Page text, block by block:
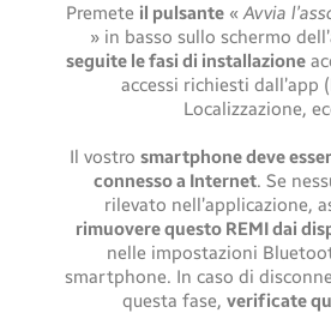
Premete il pulsante «Avvia
» in basso sullo schermo
seguite le fasi di installazione
accessi richiesti dall’app
Localizzazione,
Il vostro smartphone deve
connesso a Internet. Se
rilevato nell’applicazione,
rimuovere questo REMI dai
nelle impostazioni
smartphone. In caso di
questa fase, verificate